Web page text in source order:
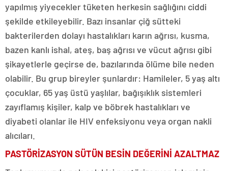
yapılmış yiyecekler tüketen herkesin sağlığını ciddi
şekilde etkileyebilir. Bazı insanlar çiğ sütteki
bakterilerden dolayı hastalıkları karın ağrısı, kusma,
bazen kanlı ishal, ateş, baş ağrısı ve vücut ağrısı gibi
şikayetlerle geçirse de, bazılarında ölüme bile neden
olabilir. Bu grup bireyler şunlardır: Hamileler, 5 yaş altı
çocuklar, 65 yaş üstü yaşlılar, bağışıklık sistemleri
zayıflamış kişiler, kalp ve böbrek hastalıkları ve
diyabeti olanlar ile HIV enfeksiyonu veya organ nakli
alıcıları.
PASTÖRİZASYON SÜTÜN BESİN DEĞERİNİ AZALTMAZ